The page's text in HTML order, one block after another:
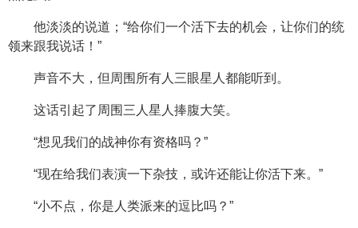
他淡淡的说道；“给你们一个活下去的机会，让你们的统
领来跟我说话！”
声音不大，但周围所有人三眼星人都能听到。
这话引起了周围三人星人捧腹大笑。
“想见我们的战神你有资格吗？”
“现在给我们表演一下杂技，或许还能让你活下来。”
“小不点，你是人类派来的逗比吗？”